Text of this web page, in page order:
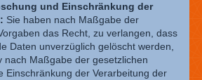
und Einschränkung der
Sie haben nach Maßgabe der
das Recht, zu verlangen, dass
Daten unverzüglich gelöscht werden,
nach Maßgabe der gesetzlichen
Einschränkung der Verarbeitung der